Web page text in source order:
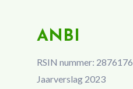
ANBI
RSIN nummer: 2876176
Jaarverslag 2023